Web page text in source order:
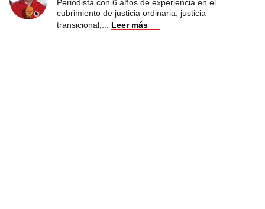
Periodista con 6 años de experiencia en el
cubrimiento de justicia ordinaria, justicia
transicional,
Leer más